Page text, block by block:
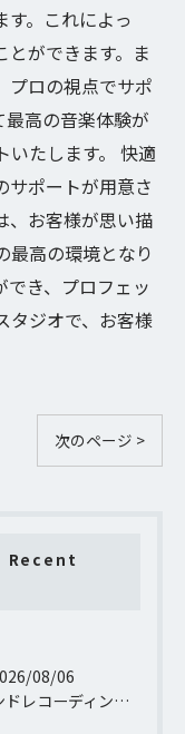
。これによっ
ができます。ま
プロの視点でサポ
高の音楽体験が
いたします。 快適
サポートが用意さ
、お客様が思い描
最高の環境となり
でき、プロフェッ
タジオで、お客様
次のページ >
Recent
08/06
バンドレコーディング質問に渋谷サクラステージＳＨＩＢＵＹＡサイドＳＨＩＢＵＹＡタワー地階から徹底回答